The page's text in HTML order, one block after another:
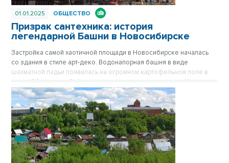
01.01.2025 ОБЩЕСТВО
Призрак сантехника: история
легендарной Башни в Новосибирске
Застройка самой хаотичной площади в Новосибирске началась
со здания в стиле арт-деко. Водонапорная башня в виде
шахматной ладьи появилась на огромном картофельном поле в
конце 30-х годов. Сейчас стильное здание на площади Маркса
спрятано за хрущевками, его хорошо видно только с высоких
точек обзора. Впрочем, с окружением Башне никогда не везло.
Сначала вокруг была картошка, которую сажали жители
окрестных деревень, затем возникли пятиэтажки, а после
зашумела пестрая барахолка на площади Маркса. Публикуется
повторно в цикле «Лучшие материалы VN.RU за 2023 год».